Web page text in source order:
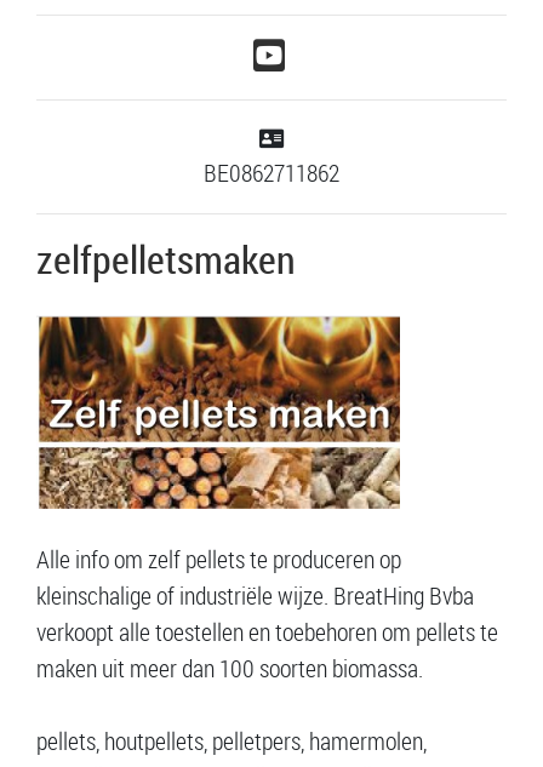
BE0862711862
zelfpelletsmaken
Alle info om zelf pellets te produceren op
kleinschalige of industriële wijze. BreatHing Bvba
verkoopt alle toestellen en toebehoren om pellets te
maken uit meer dan 100 soorten biomassa.
pellets, houtpellets, pelletpers, hamermolen,